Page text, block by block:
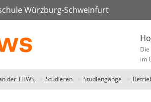
Würzburg-Schweinfurt
Die
im
der THWS Studieren Studiengänge